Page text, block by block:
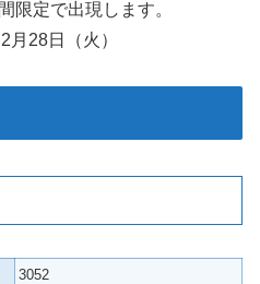
限定で出現します。
月28日（火）
3052